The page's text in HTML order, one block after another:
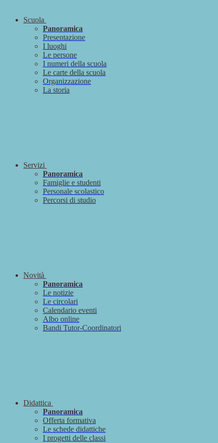
Scuola
Panoramica
Presentazione
I luoghi
Le persone
I numeri della scuola
Le carte della scuola
Organizzazione
La storia
Servizi
Panoramica
Famiglie e studenti
Personale scolastico
Percorsi di studio
Novità
Panoramica
Le notizie
Le circolari
Calendario eventi
Albo online
Bandi Tutor-Coordinatori
Didattica
Panoramica
Offerta formativa
Le schede didattiche
I progetti delle classi